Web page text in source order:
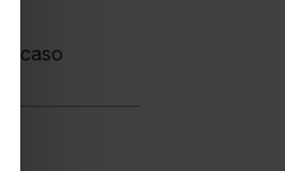
caso